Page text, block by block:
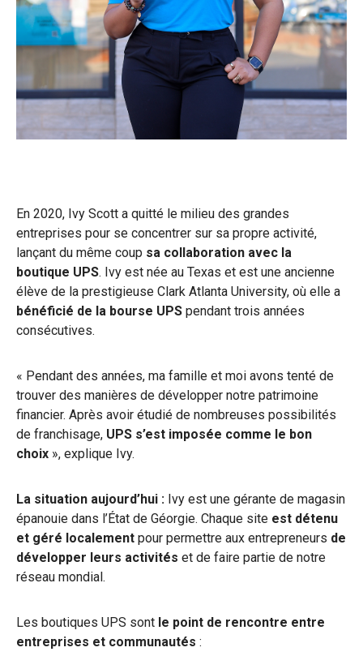
En 2020, Ivy Scott a quitté le milieu des grandes
entreprises pour se concentrer sur sa propre activité,
lançant du même coup sa collaboration avec la
boutique UPS. Ivy est née au Texas et est une ancienne
élève de la prestigieuse Clark Atlanta University, où elle a
bénéficié de la bourse UPS pendant trois années
consécutives.
« Pendant des années, ma famille et moi avons tenté de
trouver des manières de développer notre patrimoine
financier. Après avoir étudié de nombreuses possibilités
de franchisage, UPS s’est imposée comme le bon
choix », explique Ivy.
La situation aujourd’hui : Ivy est une gérante de magasin
épanouie dans l’État de Géorgie. Chaque site est détenu
et géré localement pour permettre aux entrepreneurs de
développer leurs activités et de faire partie de notre
réseau mondial.
Les boutiques UPS sont le point de rencontre entre
entreprises et communautés :